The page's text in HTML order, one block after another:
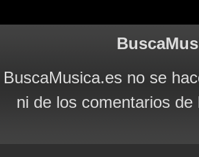
BuscaMusica.es no se
ni de los comentarios